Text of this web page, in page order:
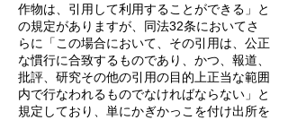
作物は、引用して利用することができる」と
の規定がありますが、同法32条においてさ
らに「この場合において、その引用は、公正
な慣行に合致するものであり、かつ、報道、
批評、研究その他の引用の目的上正当な範囲
内で行なわれるものでなければならない」と
規定しており、単にかぎかっこを付け出所を